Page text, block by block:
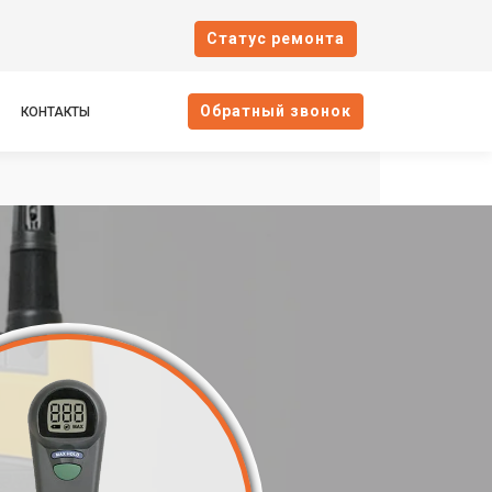
Cтатус ремонта
КОНТАКТЫ Oбратный звонок